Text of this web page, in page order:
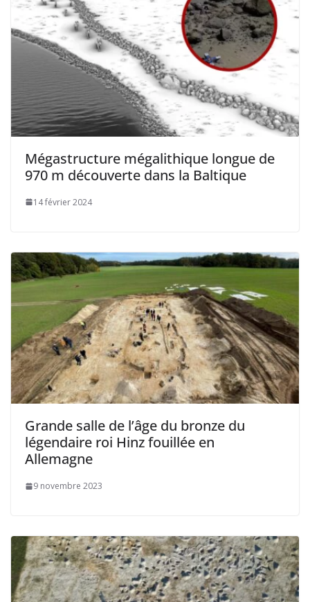
Mégastructure mégalithique longue de
970 m découverte dans la Baltique
14 février 2024
Grande salle de l’âge du bronze du
légendaire roi Hinz fouillée en
Allemagne
9 novembre 2023